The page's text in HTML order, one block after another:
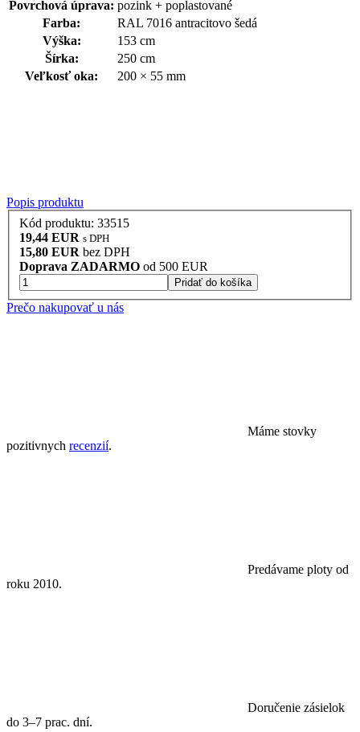
Povrchová úprava: pozink + poplastované
Farba:
RAL 7016 antracitovo šedá
Výška:
153 cm
Šírka:
250 cm
Veľkosť oka:
200 × 55 mm
Popis produktu
Kód produktu: 33515
19,44 EUR s DPH
15,80 EUR bez DPH
Doprava ZADARMO od 500 EUR
Pridať do košíka
Prečo nakupovať u nás
Máme stovky
pozitivnych recenzií.
Predávame ploty od
roku 2010.
Doručenie zásielok
do 3–7 prac. dní.